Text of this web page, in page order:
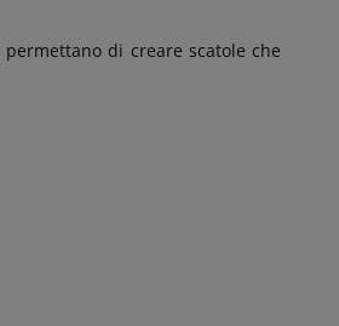
permettano di creare scatole che